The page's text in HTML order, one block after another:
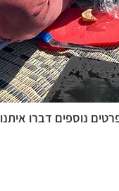
נוספים דברו איתנו